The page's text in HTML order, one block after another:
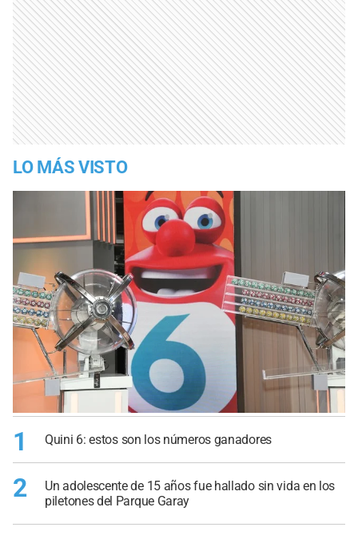
LO MÁS VISTO
1 Quini 6: estos son los números ganadores
2
Un adolescente de 15 años fue hallado sin vida en los
piletones del Parque Garay